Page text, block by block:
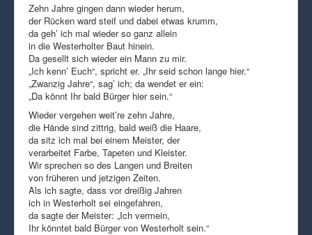
Zehn Jahre gingen dann wieder herum,
der Rücken ward steif und dabei etwas krumm,
da geh’ ich mal wieder so ganz allein
in die Westerholter Baut hinein.
Da gesellt sich wieder ein Mann zu mir.
„Ich kenn’ Euch“, spricht er. „Ihr seid schon lange hier.“
„Zwanzig Jahre“, sag’ ich; da wendet er ein:
„Da könnt Ihr bald Bürger hier sein.“
Wieder vergehen weit’re zehn Jahre,
die Hände sind zittrig, bald weiß die Haare,
da sitz ich mal bei einem Meister, der
verarbeitet Farbe, Tapeten und Kleister.
Wir sprechen so des Langen und Breiten
von früheren und jetzigen Zeiten.
Als ich sagte, dass vor dreißig Jahren
ich in Westerholt sei eingefahren,
da sagte der Meister: „Ich vermein,
Ihr könntet bald Bürger von Westerholt sein.“